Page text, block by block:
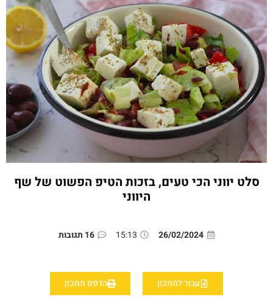
סלט יווני הכי טעים, בזכות הטיפ הפשוט של שף
היווני
26/02/2024
15:13 16 תגובות
עבור למתכון הדפס מתכון